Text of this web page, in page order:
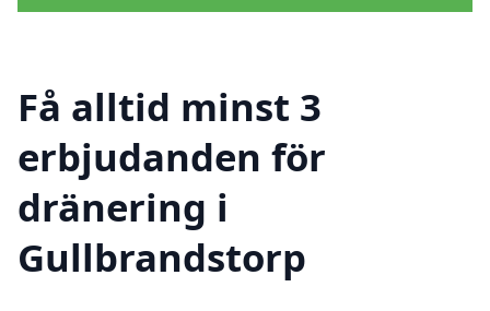
Få alltid minst 3
erbjudanden för
dränering i
Gullbrandstorp